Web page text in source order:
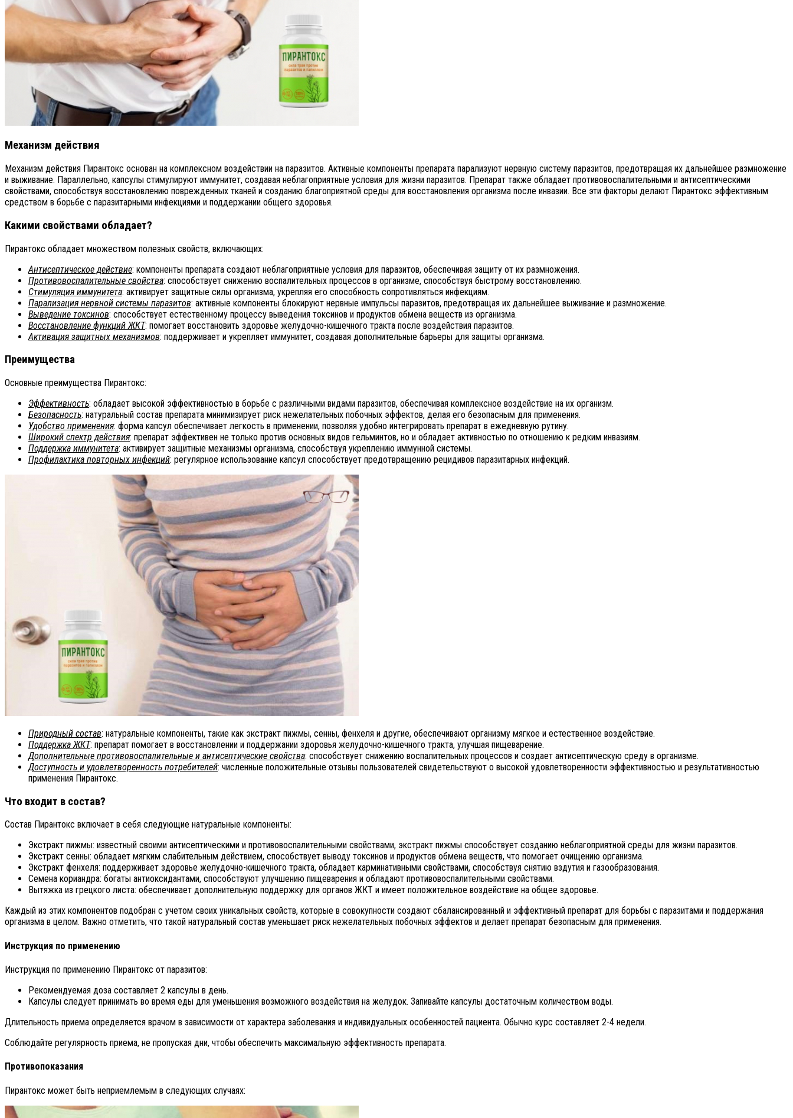
Механизм действия
Механизм действия Пирантокс основан на комплексном воздействии на паразитов. Активные компоненты препарата парализуют нервную систему паразитов, предотвращая их дальнейшее размножение
и выживание. Параллельно, капсулы стимулируют иммунитет, создавая неблагоприятные условия для жизни паразитов. Препарат также обладает противовоспалительными и антисептическими
свойствами, способствуя восстановлению поврежденных тканей и созданию благоприятной среды для восстановления организма после инвазии. Все эти факторы делают Пирантокс эффективным
средством в борьбе с паразитарными инфекциями и поддержании общего здоровья.
Какими свойствами обладает?
Пирантокс обладает множеством полезных свойств, включающих:
Антисептическое действие: компоненты препарата создают неблагоприятные условия для паразитов, обеспечивая защиту от их размножения.
Противовоспалительные свойства: способствует снижению воспалительных процессов в организме, способствуя быстрому восстановлению.
Стимуляция иммунитета: активирует защитные силы организма, укрепляя его способность сопротивляться инфекциям.
Парализация нервной системы паразитов: активные компоненты блокируют нервные импульсы паразитов, предотвращая их дальнейшее выживание и размножение.
Выведение токсинов: способствует естественному процессу выведения токсинов и продуктов обмена веществ из организма.
Восстановление функций ЖКТ: помогает восстановить здоровье желудочно-кишечного тракта после воздействия паразитов.
Активация защитных механизмов: поддерживает и укрепляет иммунитет, создавая дополнительные барьеры для защиты организма.
Преимущества
Основные преимущества Пирантокс:
Эффективность: обладает высокой эффективностью в борьбе с различными видами паразитов, обеспечивая комплексное воздействие на их организм.
Безопасность: натуральный состав препарата минимизирует риск нежелательных побочных эффектов, делая его безопасным для применения.
Удобство применения: форма капсул обеспечивает легкость в применении, позволяя удобно интегрировать препарат в ежедневную рутину.
Широкий спектр действия: препарат эффективен не только против основных видов гельминтов, но и обладает активностью по отношению к редким инвазиям.
Поддержка иммунитета: активирует защитные механизмы организма, способствуя укреплению иммунной системы.
Профилактика повторных инфекций: регулярное использование капсул способствует предотвращению рецидивов паразитарных инфекций.
Природный состав: натуральные компоненты, такие как экстракт пижмы, сенны, фенхеля и другие, обеспечивают организму мягкое и естественное воздействие.
Поддержка ЖКТ: препарат помогает в восстановлении и поддержании здоровья желудочно-кишечного тракта, улучшая пищеварение.
Дополнительные противовоспалительные и антисептические свойства: способствует снижению воспалительных процессов и создает антисептическую среду в организме.
Доступность и удовлетворенность потребителей: численные положительные отзывы пользователей свидетельствуют о высокой удовлетворенности эффективностью и результативностью
применения Пирантокс.
Что входит в состав?
Состав Пирантокс включает в себя следующие натуральные компоненты:
Экстракт пижмы: известный своими антисептическими и противовоспалительными свойствами, экстракт пижмы способствует созданию неблагоприятной среды для жизни паразитов.
Экстракт сенны: обладает мягким слабительным действием, способствует выводу токсинов и продуктов обмена веществ, что помогает очищению организма.
Экстракт фенхеля: поддерживает здоровье желудочно-кишечного тракта, обладает карминативными свойствами, способствуя снятию вздутия и газообразования.
Семена кориандра: богаты антиоксидантами, способствуют улучшению пищеварения и обладают противовоспалительными свойствами.
Вытяжка из грецкого листа: обеспечивает дополнительную поддержку для органов ЖКТ и имеет положительное воздействие на общее здоровье.
Каждый из этих компонентов подобран с учетом своих уникальных свойств, которые в совокупности создают сбалансированный и эффективный препарат для борьбы с паразитами и поддержания
организма в целом. Важно отметить, что такой натуральный состав уменьшает риск нежелательных побочных эффектов и делает препарат безопасным для применения.
Инструкция по применению
Инструкция по применению Пирантокс от паразитов:
Рекомендуемая доза составляет 2 капсулы в день.
Капсулы следует принимать во время еды для уменьшения возможного воздействия на желудок. Запивайте капсулы достаточным количеством воды.
Длительность приема определяется врачом в зависимости от характера заболевания и индивидуальных особенностей пациента. Обычно курс составляет 2-4 недели.
Соблюдайте регулярность приема, не пропуская дни, чтобы обеспечить максимальную эффективность препарата.
Противопоказания
Пирантокс может быть неприемлемым в следующих случаях: